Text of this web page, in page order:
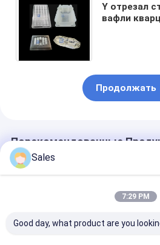
Y отрезал
вафли
Продолжать
Порекомендованные
Sales
7:29 PM
Good day, what product are you